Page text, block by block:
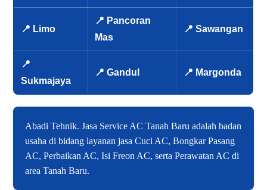
📍 Limo
📍 Pancoran
Mas
📍 Sawangan
📍
Sukmajaya
📍 Gandul 📍 Margonda
Abadi Tehnik. Jasa Service AC Tanah Baru adalah badan
usaha di bidang layanan jasa Cuci AC, Bongkar Pasang
AC, Perbaikan AC, Isi Freon AC, serta Perawatan AC di
area Tanah Baru.